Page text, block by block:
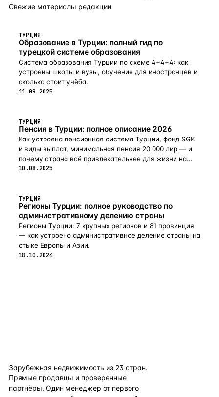
Свежие материалы редакции
ТУРЦИЯ
Образование в Турции: полный гид по
турецкой системе образования
Система образования Турции по схеме 4+4+4: как
устроены школы и вузы, обучение для иностранцев и
сколько стоит учёба.
11.09.2025
ТУРЦИЯ
Пенсия в Турции: полное описание 2026
Как устроена пенсионная система Турции, фонд SGK
и виды выплат, минимальная пенсия 20 000 лир — и
почему страна всё привлекательнее для жизни на
пенсии в 2026-м.
10.08.2025
ТУРЦИЯ
Регионы Турции: полное руководство по
административному делению страны
Регионы Турции: 7 крупных регионов и 81 провинция
— как устроено административное деление страны на
стыке Европы и Азии.
18.10.2024
Зарубежная недвижимость из 23 стран.
Прямые продавцы и проверенные
партнёры. Один менеджер от первого